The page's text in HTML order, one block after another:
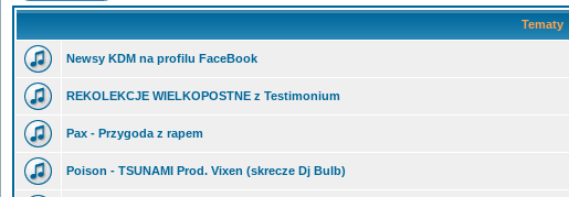
Tematy
Newsy KDM na profilu FaceBook
REKOLEKCJE WIELKOPOSTNE z Testimonium
Pax - Przygoda z rapem
Poison - TSUNAMI Prod. Vixen (skrecze Dj Bulb)